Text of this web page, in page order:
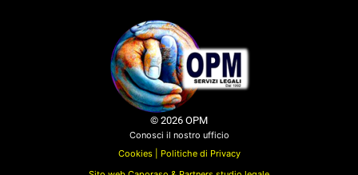
© 2026 OPM
Conosci il nostro ufficio
Cookies |
Politiche di Privacy